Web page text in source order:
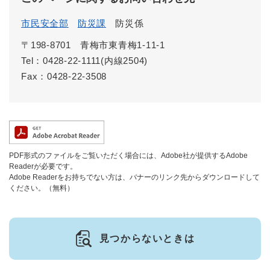
市民安全部 防災課 防災係
〒198-8701
青梅市東青梅1-11-1
Tel：0428-22-1111(内線2504)
Fax：0428-22-3508
PDF形式のファイルをご覧いただく場合には、Adobe社が提供するAdobe
Readerが必要です。
Adobe Readerをお持ちでない方は、バナーのリンク先からダウンロードして
ください。（無料）
見つからないときは